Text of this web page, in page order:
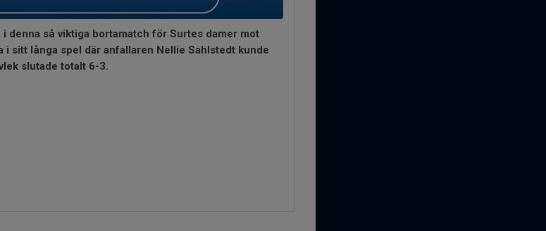
denna så viktiga bortamatch för Surtes damer mot
i sitt långa spel där anfallaren Nellie Sahlstedt kunde
slutade totalt 6-3.